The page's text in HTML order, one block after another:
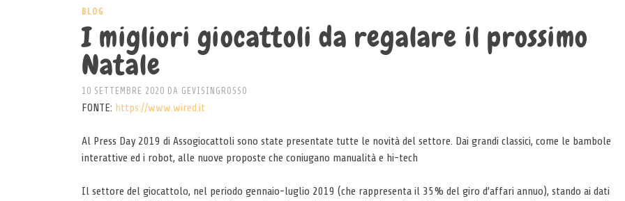
BLOG
I migliori giocattoli da regalare il prossimo
Natale
10 SETTEMBRE 2020 DA GEVISINGROSSO
FONTE: https://www.wired.it
Al Press Day 2019 di Assogiocattoli sono state presentate tutte le novità del settore. Dai grandi classici, come le bambole
interattive ed i robot, alle nuove proposte che coniugano manualità e hi-tech
Il settore del giocattolo, nel periodo gennaio-luglio 2019 (che rappresenta il 35% del giro d’affari annuo), stando ai dati